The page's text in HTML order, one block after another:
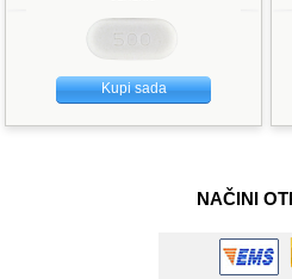
Kupi sada
NAČINI